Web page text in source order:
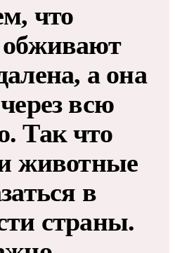
что
обживают
а она
всю
Так что
животные
в
страны.